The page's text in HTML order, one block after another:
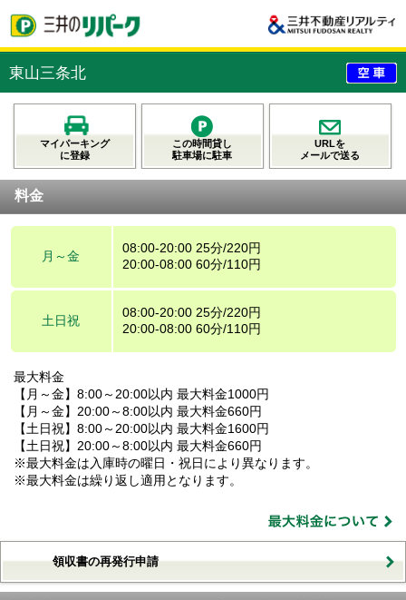
東山三条北
マイパーキング
に登録
この時間貸し
駐車場に駐車
URLを
メールで送る
料金
月～金
08:00-20:00 25分/220円
20:00-08:00 60分/110円
土日祝
08:00-20:00 25分/220円
20:00-08:00 60分/110円
最大料金
【月～金】8:00～20:00以内 最大料金1000円
【月～金】20:00～8:00以内 最大料金660円
【土日祝】8:00～20:00以内 最大料金1600円
【土日祝】20:00～8:00以内 最大料金660円
※最大料金は入庫時の曜日・祝日により異なります。
※最大料金は繰り返し適用となります。
領収書の再発行申請